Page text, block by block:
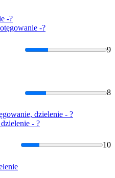
-?
-?
9
8
dzielenie - ?
dzielenie - ?
10